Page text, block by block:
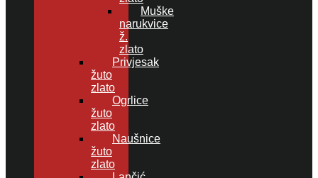
Muške
narukvice
ž.
zlato
Privjesak
žuto
zlato
Ogrlice
žuto
zlato
Naušnice
žuto
zlato